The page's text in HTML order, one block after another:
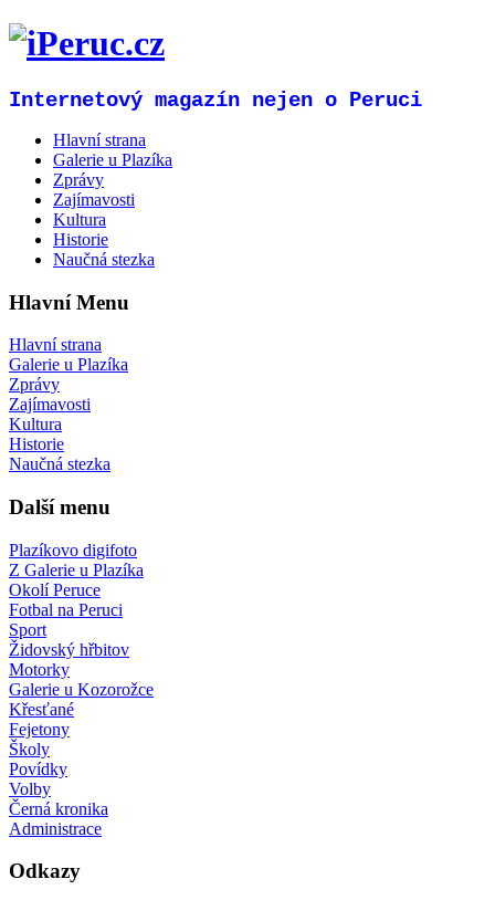
Internetový magazín nejen o Peruci
Hlavní strana
Galerie u Plazíka
Zprávy
Zajímavosti
Kultura
Historie
Naučná stezka
Hlavní Menu
Hlavní strana
Galerie u Plazíka
Zprávy
Zajímavosti
Kultura
Historie
Naučná stezka
Další menu
Plazíkovo digifoto
Z Galerie u Plazíka
Okolí Peruce
Fotbal na Peruci
Sport
Židovský hřbitov
Motorky
Galerie u Kozorožce
Křesťané
Fejetony
Školy
Povídky
Volby
Černá kronika
Administrace
Odkazy